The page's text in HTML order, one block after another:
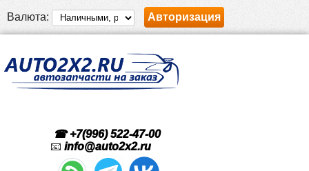
Валюта: Авторизация
☎ +7(996) 522-47-00
📧 info@auto2x2.ru